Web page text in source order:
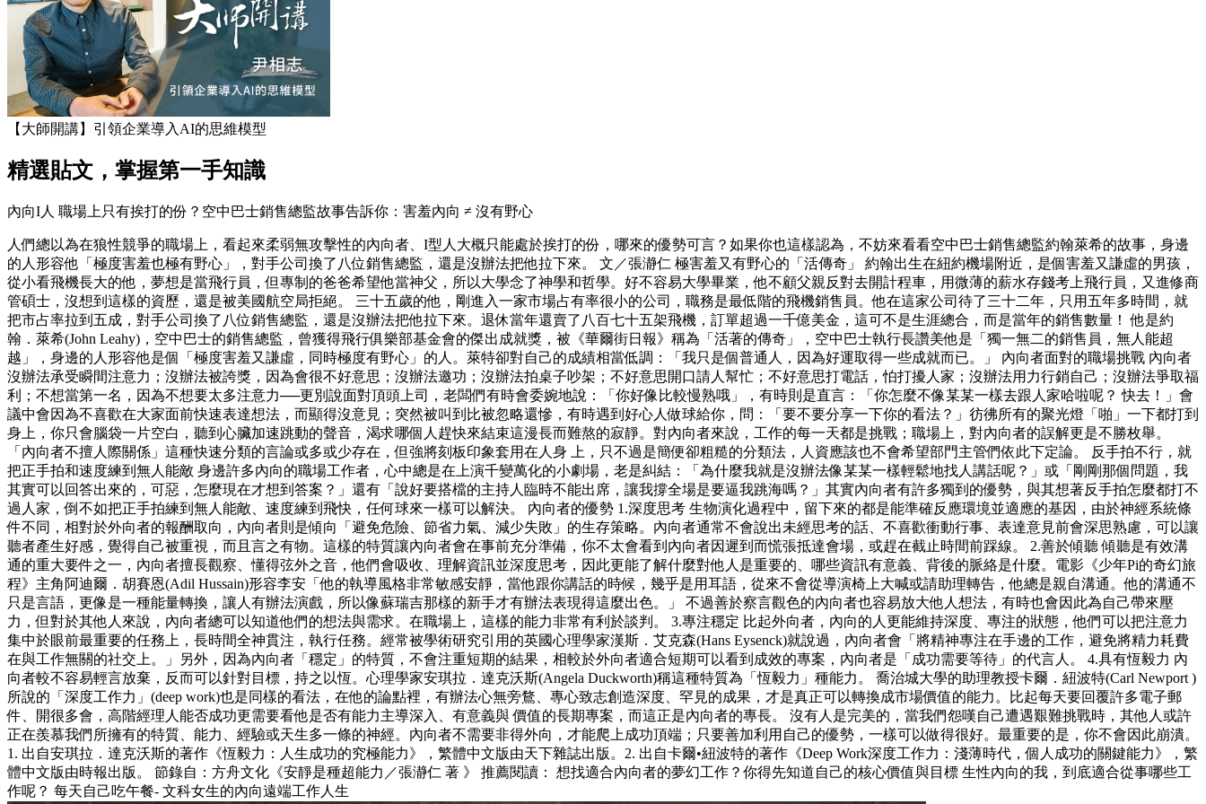
【大師開講】引領企業導入AI的思維模型
精選貼文，掌握第一手知識
內向I人 職場上只有挨打的份？空中巴士銷售總監故事告訴你：害羞內向 ≠ 沒有野心
人們總以為在狼性競爭的職場上，看起來柔弱無攻擊性的內向者、I型人大概只能處於挨打的份，哪來的優勢可言？如果你也這樣認為，不妨來看看空中巴士銷售總監約翰萊希的故事，身邊
的人形容他「極度害羞也極有野心」，對手公司換了八位銷售總監，還是沒辦法把他拉下來。 文／張瀞仁 極害羞又有野心的「活傳奇」 約翰出生在紐約機場附近，是個害羞又謙虛的男孩，
從小看飛機長大的他，夢想是當飛行員，但專制的爸爸希望他當神父，所以大學念了神學和哲學。好不容易大學畢業，他不顧父親反對去開計程車，用微薄的薪水存錢考上飛行員，又進修商
管碩士，沒想到這樣的資歷，還是被美國航空局拒絕。 三十五歲的他，剛進入一家市場占有率很小的公司，職務是最低階的飛機銷售員。他在這家公司待了三十二年，只用五年多時間，就
把市占率拉到五成，對手公司換了八位銷售總監，還是沒辦法把他拉下來。退休當年還賣了八百七十五架飛機，訂單超過一千億美金，這可不是生涯總合，而是當年的銷售數量！ 他是約
翰．萊希(John Leahy)，空中巴士的銷售總監，曾獲得飛行俱樂部基金會的傑出成就獎，被《華爾街日報》稱為「活著的傳奇」，空中巴士執行長讚美他是「獨一無二的銷售員，無人能超
越」，身邊的人形容他是個「極度害羞又謙虛，同時極度有野心」的人。萊特卻對自己的成績相當低調：「我只是個普通人，因為好運取得一些成就而已。」 內向者面對的職場挑戰 內向者
沒辦法承受瞬間注意力；沒辦法被誇獎，因為會很不好意思；沒辦法邀功；沒辦法拍桌子吵架；不好意思開口請人幫忙；不好意思打電話，怕打擾人家；沒辦法用力行銷自己；沒辦法爭取福
利；不想當第一名，因為不想要太多注意力──更別說面對頂頭上司，老闆們有時會委婉地說：「你好像比較慢熟哦」，有時則是直言：「你怎麼不像某某一樣去跟人家哈啦呢？ 快去！」會
議中會因為不喜歡在大家面前快速表達想法，而顯得沒意見；突然被叫到比被忽略還慘，有時遇到好心人做球給你，問：「要不要分享一下你的看法？」彷彿所有的聚光燈「啪」一下都打到
身上，你只會腦袋一片空白，聽到心臟加速跳動的聲音，渴求哪個人趕快來結束這漫長而難熬的寂靜。對內向者來說，工作的每一天都是挑戰；職場上，對內向者的誤解更是不勝枚舉。
「內向者不擅人際關係」這種快速分類的言論或多或少存在，但強將刻板印象套用在人身 上，只不過是簡便卻粗糙的分類法，人資應該也不會希望部門主管們依此下定論。 反手拍不行，就
把正手拍和速度練到無人能敵 身邊許多內向的職場工作者，心中總是在上演千變萬化的小劇場，老是糾結：「為什麼我就是沒辦法像某某一樣輕鬆地找人講話呢？」或「剛剛那個問題，我
其實可以回答出來的，可惡，怎麼現在才想到答案？」還有「說好要搭檔的主持人臨時不能出席，讓我撐全場是要逼我跳海嗎？」其實內向者有許多獨到的優勢，與其想著反手拍怎麼都打不
過人家，倒不如把正手拍練到無人能敵、速度練到飛快，任何球來一樣可以解決。 內向者的優勢 1.深度思考 生物演化過程中，留下來的都是能準確反應環境並適應的基因，由於神經系統條
件不同，相對於外向者的報酬取向，內向者則是傾向「避免危險、節省力氣、減少失敗」的生存策略。內向者通常不會說出未經思考的話、不喜歡衝動行事、表達意見前會深思熟慮，可以讓
聽者產生好感，覺得自己被重視，而且言之有物。這樣的特質讓內向者會在事前充分準備，你不太會看到內向者因遲到而慌張抵達會場，或趕在截止時間前踩線。 2.善於傾聽 傾聽是有效溝
通的重大要件之一，內向者擅長觀察、懂得弦外之音，他們會吸收、理解資訊並深度思考，因此更能了解什麼對他人是重要的、哪些資訊有意義、背後的脈絡是什麼。電影《少年Pi的奇幻旅
程》主角阿迪爾．胡賽恩(Adil Hussain)形容李安「他的執導風格非常敏感安靜，當他跟你講話的時候，幾乎是用耳語，從來不會從導演椅上大喊或請助理轉告，他總是親自溝通。他的溝通不
只是言語，更像是一種能量轉換，讓人有辦法演戲，所以像蘇瑞吉那樣的新手才有辦法表現得這麼出色。」 不過善於察言觀色的內向者也容易放大他人想法，有時也會因此為自己帶來壓
力，但對於其他人來說，內向者總可以知道他們的想法與需求。在職場上，這樣的能力非常有利於談判。 3.專注穩定 比起外向者，內向的人更能維持深度、專注的狀態，他們可以把注意力
集中於眼前最重要的任務上，長時間全神貫注，執行任務。經常被學術研究引用的英國心理學家漢斯．艾克森(Hans Eysenck)就說過，內向者會「將精神專注在手邊的工作，避免將精力耗費
在與工作無關的社交上。」另外，因為內向者「穩定」的特質，不會注重短期的結果，相較於外向者適合短期可以看到成效的專案，內向者是「成功需要等待」的代言人。 4.具有恆毅力 內
向者較不容易輕言放棄，反而可以針對目標，持之以恆。心理學家安琪拉．達克沃斯(Angela Duckworth)稱這種特質為「恆毅力」種能力。 喬治城大學的助理教授卡爾．紐波特(Carl Newport )
所說的「深度工作力」(deep work)也是同樣的看法，在他的論點裡，有辦法心無旁鶩、專心致志創造深度、罕見的成果，才是真正可以轉換成市場價值的能力。比起每天要回覆許多電子郵
件、開很多會，高階經理人能否成功更需要看他是否有能力主導深入、有意義與 價值的長期專案，而這正是內向者的專長。 沒有人是完美的，當我們怨嘆自己遭遇艱難挑戰時，其他人或許
正在羨慕我們所擁有的特質、能力、經驗或天生多一條的神經。內向者不需要非得外向，才能爬上成功頂端；只要善加利用自己的優勢，一樣可以做得很好。最重要的是，你不會因此崩潰。
1. 出自安琪拉．達克沃斯的著作《恆毅力：人生成功的究極能力》，繁體中文版由天下雜誌出版。2. 出自卡爾•紐波特的著作《Deep Work深度工作力：淺薄時代，個人成功的關鍵能力》，繁
體中文版由時報出版。 節錄自：方舟文化《安靜是種超能力／張瀞仁 著 》 推薦閱讀： 想找適合內向者的夢幻工作？你得先知道自己的核心價值與目標 生性內向的我，到底適合從事哪些工
作呢？ 每天自己吃午餐- 文科女生的內向遠端工作人生